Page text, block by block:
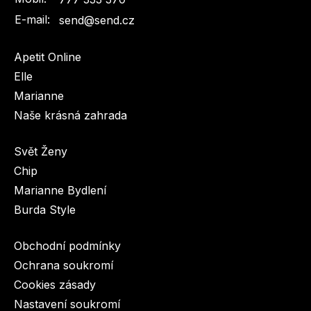
E-mail:
send@send.cz
Apetit Online
Elle
Marianne
Naše krásná zahrada
Svět Ženy
Chip
Marianne Bydlení
Burda Style
Obchodní podmínky
Ochrana soukromí
Cookies zásady
Nastavení soukromí